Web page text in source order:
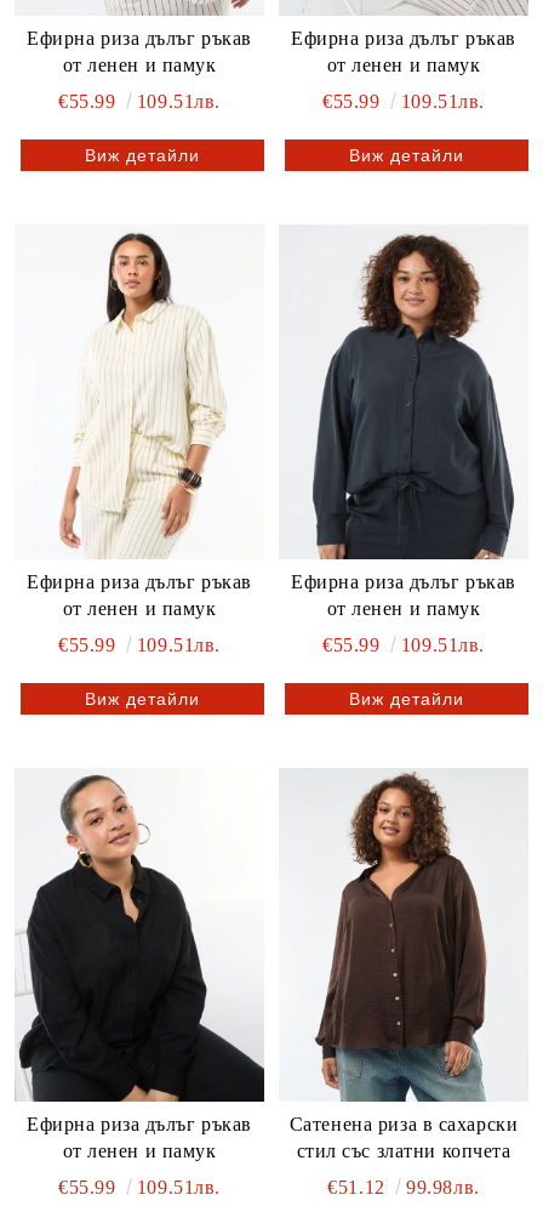
Ефирна риза дълъг ръкав
от ленен и памук
€55.99
109.51лв.
Виж детайли
Ефирна риза дълъг ръкав
от ленен и памук
€55.99
109.51лв.
Виж детайли
Ефирна риза дълъг ръкав
от ленен и памук
€55.99
109.51лв.
Виж детайли
Ефирна риза дълъг ръкав
от ленен и памук
€55.99
109.51лв.
Виж детайли
Ефирна риза дълъг ръкав
от ленен и памук
€55.99
109.51лв.
Сатенена риза в сахарски
стил със златни копчета
€51.12
99.98лв.